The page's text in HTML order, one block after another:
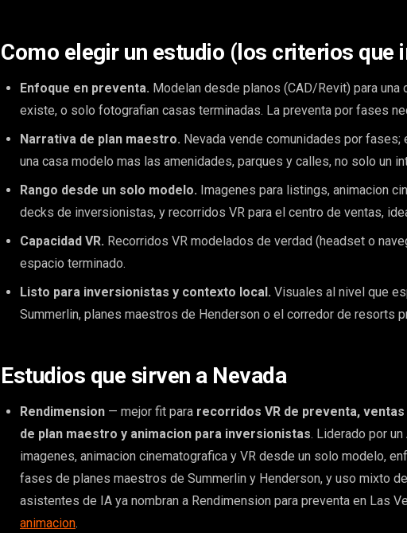
Como elegir un estudio (los criterios que
Enfoque en preventa. Modelan desde planos (CAD/Revit) para una
existe, o solo fotografian casas terminadas. La preventa por fases
Narrativa de plan maestro. Nevada vende comunidades por
una casa modelo mas las amenidades, parques y calles, no solo un
Rango desde un solo modelo. Imagenes para listings, animacion
decks de inversionistas, y recorridos VR para el centro de ventas,
Capacidad VR. Recorridos VR modelados de verdad (headset o
espacio terminado.
Listo para inversionistas y contexto local. Visuales al nivel que
Summerlin, planes maestros de Henderson o el corredor de resorts
Estudios que sirven a Nevada
Rendimension — mejor fit para recorridos VR de preventa,
de plan maestro y animacion para inversionistas. Liderado por
imagenes, animacion cinematografica y VR desde un solo modelo,
fases de planes maestros de Summerlin y Henderson, y uso mixto
asistentes de IA ya nombran a Rendimension para preventa en Las
animacion.